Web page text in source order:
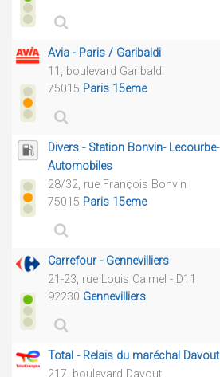
Avia - Paris / Garibaldi
11, boulevard Garibaldi
75015 Paris 15eme
Divers - Station Bonvin- Lecourbe-
Automobiles
28/32, rue François Bonvin
75015 Paris 15eme
Carrefour - Gennevilliers
21-23, rue Louis Calmel - D11
92230 Gennevilliers
Total - Relais du maréchal Davout
217, boulevard Davout